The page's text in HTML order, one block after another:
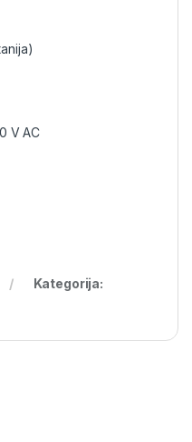
V AC
Kategorija: